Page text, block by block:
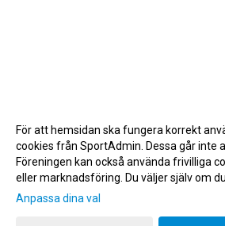
Gå till Webbversion
För att hemsidan ska fungera korrekt
cookies från SportAdmin. Dessa går inte
Föreningen kan också använda frivilliga
eller marknadsföring. Du väljer själv om
Anpassa dina val